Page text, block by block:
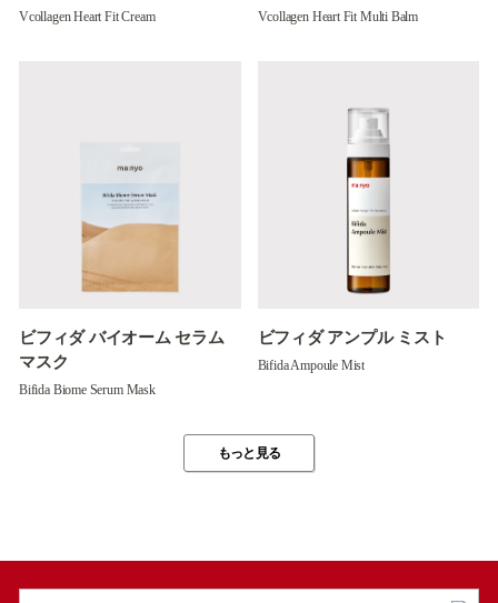
Vcollagen Heart Fit Cream Vcollagen Heart Fit Multi Balm
ビフィダ バイオーム セラム
マスク
Bifida Biome Serum Mask
ビフィダ アンプル ミスト
Bifida Ampoule Mist
もっと見る